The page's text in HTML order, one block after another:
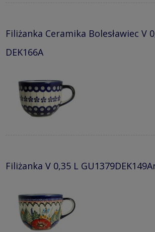
Filiżanka Ceramika Bolesławiec V
DEK166A
Filiżanka V 0,35 L